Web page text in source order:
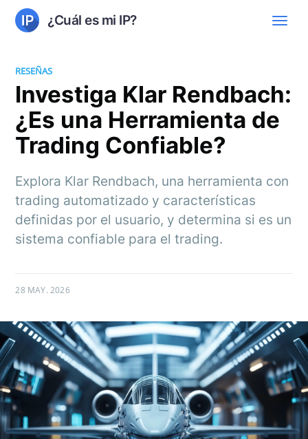
¿Cuál es mi IP?
RESEÑAS
Investiga Klar Rendbach:
¿Es una Herramienta de
Trading Confiable?
Explora Klar Rendbach, una herramienta con
trading automatizado y características
definidas por el usuario, y determina si es un
sistema confiable para el trading.
28 MAY. 2026